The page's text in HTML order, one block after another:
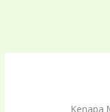
Kenapa